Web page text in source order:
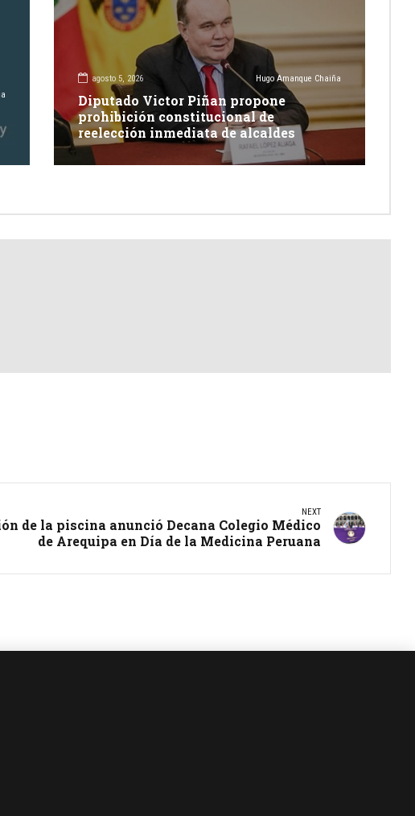
agosto 5, 2026 Hugo Amanque Chaiña
Diputado Victor Piñan propone
prohibición constitucional de
reelección inmediata de alcaldes
NEXT
de la piscina anunció Decana Colegio Médico
de Arequipa en Día de la Medicina Peruana